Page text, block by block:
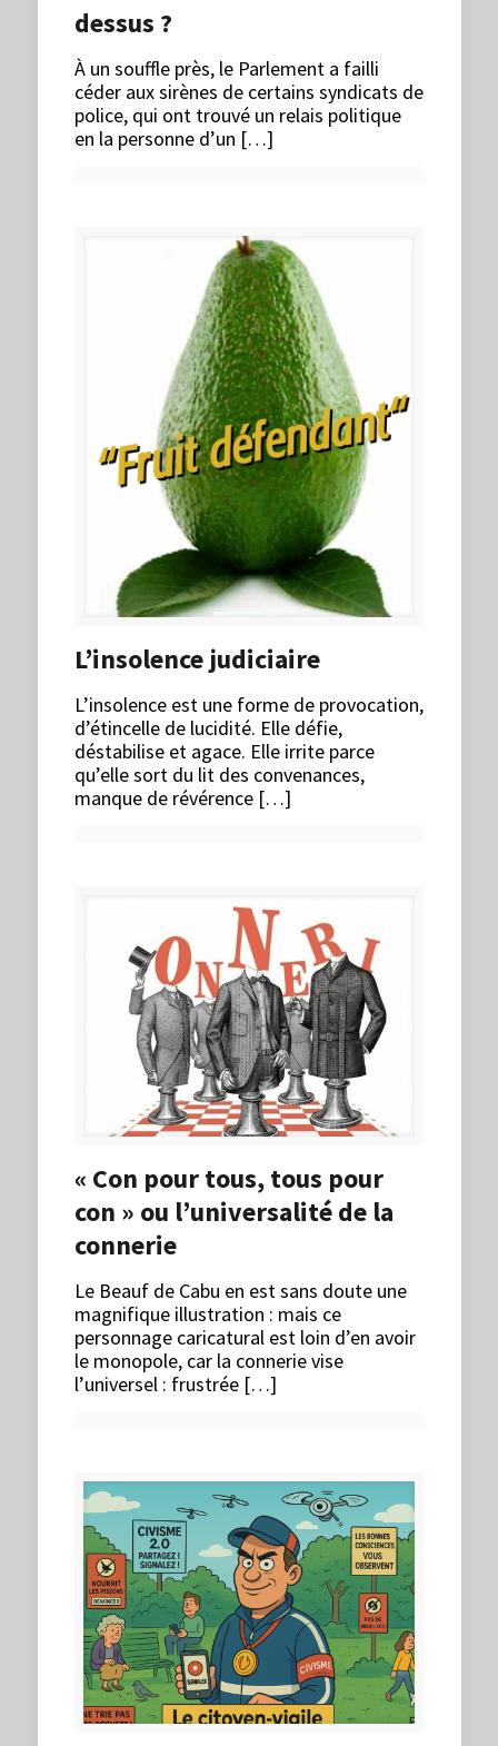
dessus ?
À un souffle près, le Parlement a failli
céder aux sirènes de certains syndicats de
police, qui ont trouvé un relais politique
en la personne d’un […]
L’insolence judiciaire
L’insolence est une forme de provocation,
d’étincelle de lucidité. Elle défie,
déstabilise et agace. Elle irrite parce
qu’elle sort du lit des convenances,
manque de révérence […]
« Con pour tous, tous pour
con » ou l’universalité de la
connerie
Le Beauf de Cabu en est sans doute une
magnifique illustration : mais ce
personnage caricatural est loin d’en avoir
le monopole, car la connerie vise
l’universel : frustrée […]